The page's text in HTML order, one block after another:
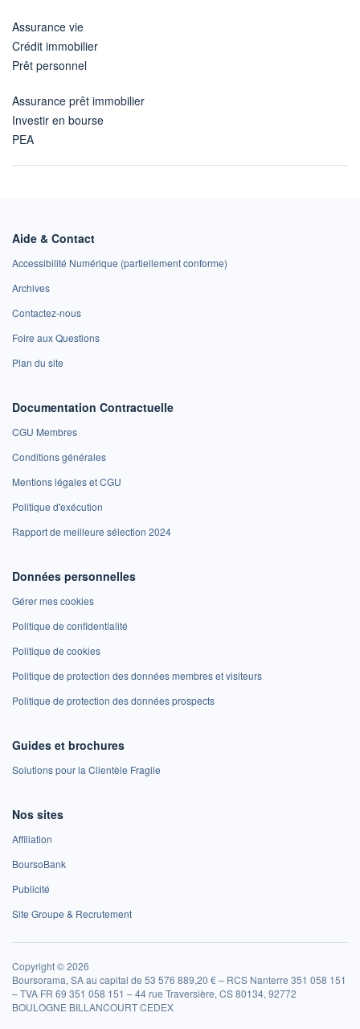
Assurance vie
Crédit immobilier
Prêt personnel
Assurance prêt immobilier
Investir en bourse
PEA
Aide & Contact
Accessibilité Numérique (partiellement conforme)
Archives
Contactez-nous
Foire aux Questions
Plan du site
Documentation Contractuelle
CGU Membres
Conditions générales
Mentions légales et CGU
Politique d'exécution
Rapport de meilleure sélection 2024
Données personnelles
Gérer mes cookies
Politique de confidentialité
Politique de cookies
Politique de protection des données membres et visiteurs
Politique de protection des données prospects
Guides et brochures
Solutions pour la Clientèle Fragile
Nos sites
Affiliation
BoursoBank
Publicité
Site Groupe & Recrutement
Copyright © 2026
Boursorama, SA au capital de 53 576 889,20 € – RCS Nanterre 351 058 151
– TVA FR 69 351 058 151 – 44 rue Traversière, CS 80134, 92772
BOULOGNE BILLANCOURT CEDEX